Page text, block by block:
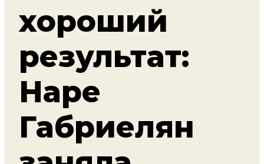
хороший
результат:
Наре
Габриелян